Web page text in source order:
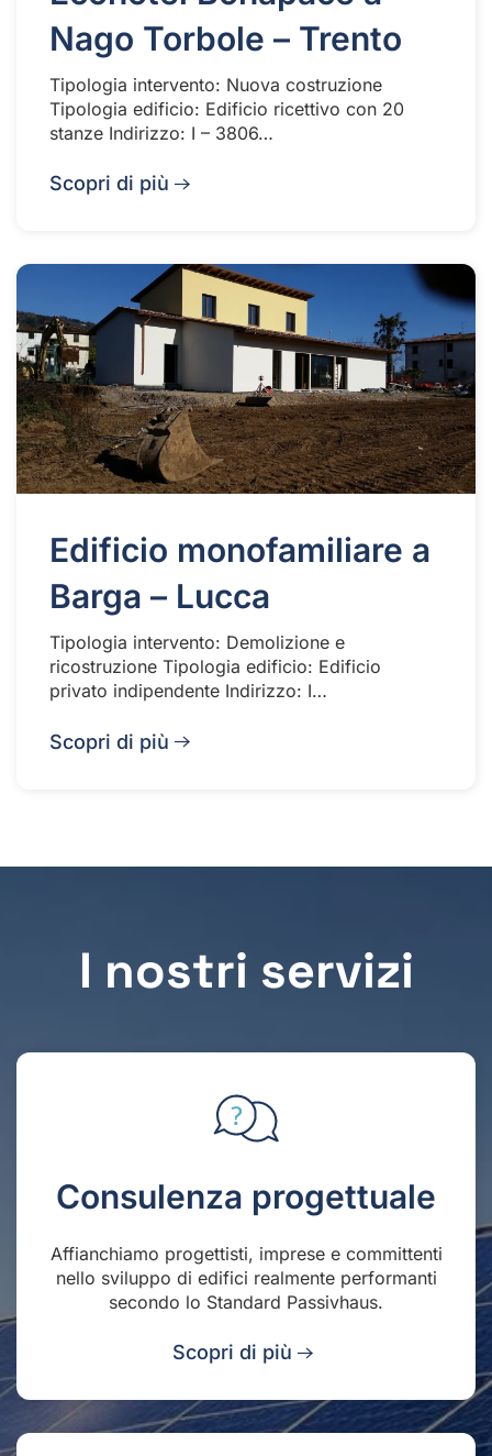
Nago Torbole – Trento
Tipologia intervento: Nuova costruzione
Tipologia edificio: Edificio ricettivo con 20
stanze Indirizzo: I – 3806…
Scopri di più
Edificio monofamiliare a
Barga – Lucca
Tipologia intervento: Demolizione e
ricostruzione Tipologia edificio: Edificio
privato indipendente Indirizzo: I…
Scopri di più
I nostri servizi
Consulenza progettuale
Affianchiamo progettisti, imprese e committenti
nello sviluppo di edifici realmente performanti
secondo lo Standard Passivhaus.
Scopri di più